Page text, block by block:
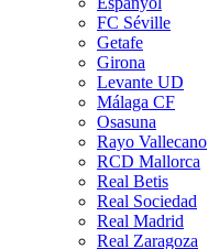
FC Séville
Getafe
Girona
Levante UD
Málaga CF
Osasuna
Rayo Vallecano
RCD Mallorca
Real Betis
Real Sociedad
Real Madrid
Real Zaragoza